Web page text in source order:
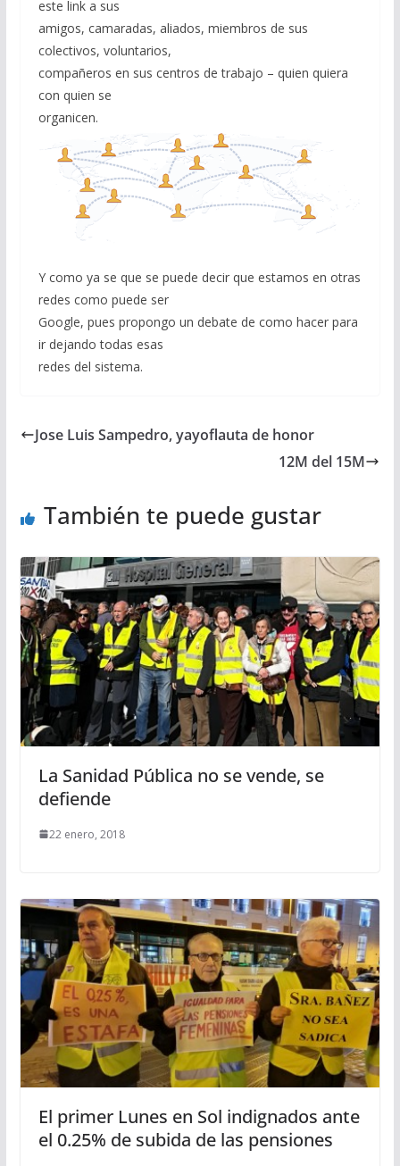
este link a sus
amigos, camaradas, aliados, miembros de sus
colectivos, voluntarios,
compañeros en sus centros de trabajo – quien quiera
con quien se
organicen.
Y como ya se que se puede decir que estamos en otras
redes como puede ser
Google, pues propongo un debate de como hacer para
ir dejando todas esas
redes del sistema.
Jose Luis Sampedro, yayoflauta de honor
12M del 15M
También te puede gustar
La Sanidad Pública no se vende, se
defiende
22 enero, 2018
El primer Lunes en Sol indignados ante
el 0.25% de subida de las pensiones